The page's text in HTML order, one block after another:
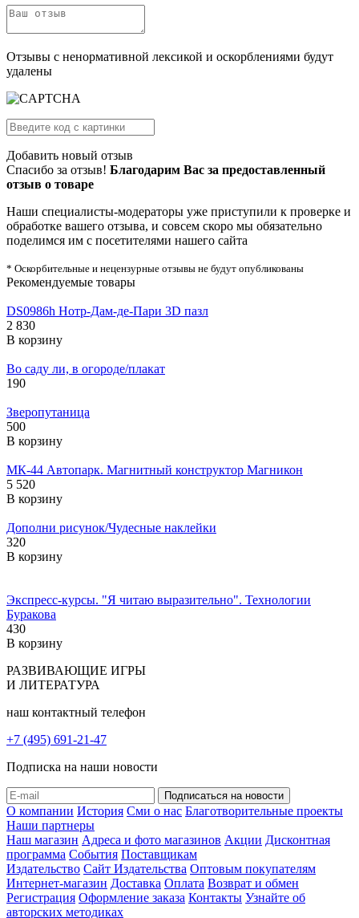
Отзывы с ненормативной лексикой и оскорблениями будут
удалены
Добавить новый отзыв
Спасибо за отзыв! Благодарим Вас за предоставленный
отзыв о товаре
Наши специалисты-модераторы уже приступили к проверке и
обработке вашего отзыва, и совсем скоро мы обязательно
поделимся им с посетителями нашего сайта
* Оскорбительные и нецензурные отзывы не будут опубликованы
Рекомендуемые товары
DS0986h Нотр-Дам-де-Пари 3D пазл
2 830
В корзину
Во саду ли, в огороде/плакат
190
Зверопутаница
500
В корзину
МК-44 Автопарк. Магнитный конструктор Магникон
5 520
В корзину
Дополни рисунок/Чудесные наклейки
320
В корзину
Экспресс-курсы. "Я читаю выразительно". Технологии
Буракова
430
В корзину
РАЗВИВАЮЩИЕ ИГРЫ
И ЛИТЕРАТУРА
наш контактный телефон
+7 (495) 691-21-47
Подписка на наши новости
О компании История Сми о нас Благотворительные проекты
Наши партнеры
Наш магазин Адреса и фото магазинов Акции Дисконтная
программа События Поставщикам
Издательство Сайт Издательства Оптовым покупателям
Интернет-магазин Доставка Оплата Возврат и обмен
Регистрация Оформление заказа Контакты Узнайте об
авторских методиках